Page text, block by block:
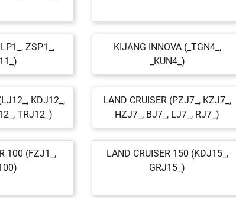
ZSP1_,
KIJANG INNOVA (_TGN4_,
_KUN4_)
KDJ12_,
TRJ12_)
LAND CRUISER (PZJ7_, KZJ7_,
HZJ7_, BJ7_, LJ7_, RJ7_)
100 (FZJ1_,
LAND CRUISER 150 (KDJ15_,
GRJ15_)